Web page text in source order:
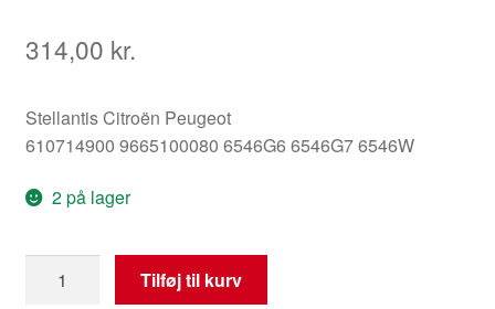
314,00 kr.
Stellantis Citroën Peugeot
610714900 9665100080 6546G6 6546G7 6546W
2 på lager
Airbagstyreenhed
Peugeot
Tilføj til kurv